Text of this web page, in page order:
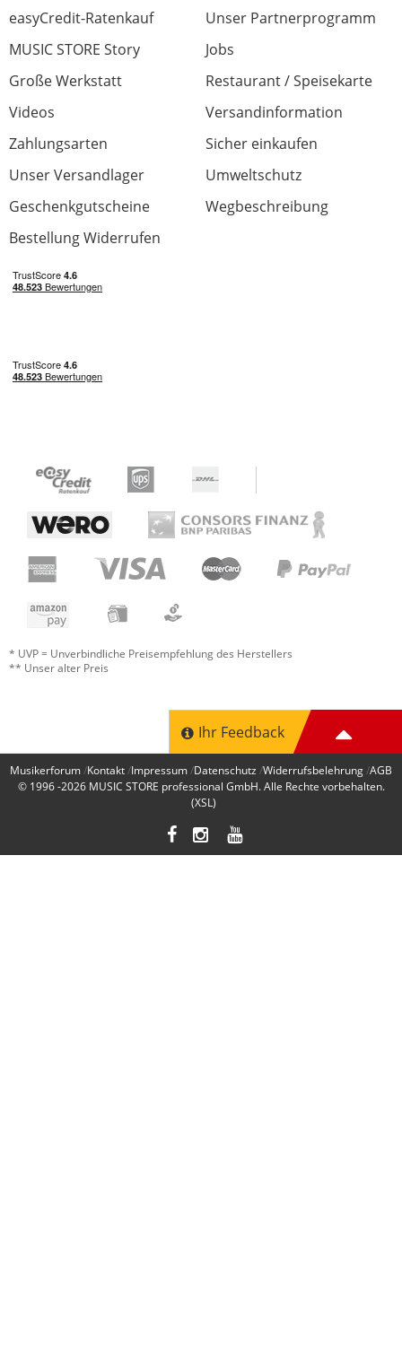
easyCredit-Ratenkauf
Unser Partnerprogramm
MUSIC STORE Story
Jobs
Große Werkstatt
Restaurant / Speisekarte
Videos
Versandinformation
Zahlungsarten
Sicher einkaufen
Unser Versandlager
Umweltschutz
Geschenkgutscheine
Wegbeschreibung
Bestellung Widerrufen
* UVP = Unverbindliche Preisempfehlung des Herstellers
** Unser alter Preis
Ihr Feedback
Musikerforum Kontakt Impressum Datenschutz Widerrufsbelehrung AGB
© 1996 -2026 MUSIC STORE professional GmbH. Alle Rechte vorbehalten.
(XSL)